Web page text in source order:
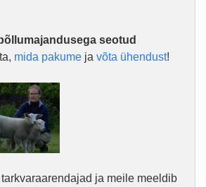
seotud
mida pakume ja võta ühendust!
ja meile meeldib